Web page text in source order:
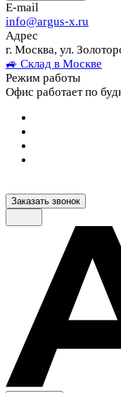
E-mail
info@argus-x.ru
Адрес
г. Москва, ул.
🚙 Склад в Москве
Режим работы
Офис работает по
Заказать звонок